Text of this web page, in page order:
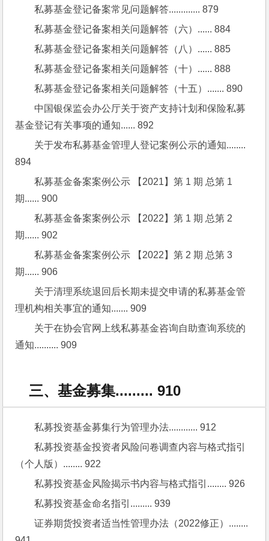
私募基金登记备案常见问题解答............. 879
私募基金登记备案相关问题解答（六）...... 884
私募基金登记备案相关问题解答（八）...... 885
私募基金登记备案相关问题解答（十）...... 888
私募基金登记备案相关问题解答（十五）....... 890
中国银保监会办公厅关于资产支持计划和保险私募
基金登记有关事项的通知...... 892
关于发布私募基金管理人登记案例公示的通知........
894
私募基金备案案例公示 【2021】第 1 期 总第 1
期...... 900
私募基金备案案例公示 【2022】第 1 期 总第 2
期...... 902
私募基金备案案例公示 【2022】第 2 期 总第 3
期...... 906
关于清理系统退回后长期未提交申请的私募基金管
理机构相关事宜的通知....... 909
关于在协会官网上线私募基金咨询自助查询系统的
通知.......... 909
三、基金募集......... 910
私募投资基金募集行为管理办法............ 912
私募投资基金投资者风险问卷调查内容与格式指引
（个人版）........ 922
私募投资基金风险揭示书内容与格式指引........ 926
私募投资基金命名指引......... 939
证券期货投资者适当性管理办法（2022修正）........